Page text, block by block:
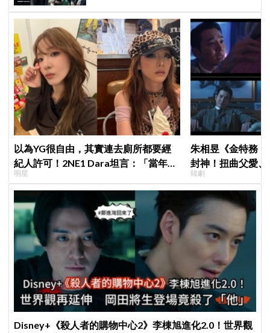
以為YG很自由，其實連去廁所都要經
紀人許可！2NE1 Dara坦言：「當年超
羨慕少女時代」
明星
朱相昱《金特務
封神！扭曲父愛
毛骨悚然
韓劇
Disney+《殺人者的購物中心2》李棟旭進化2.0！世界觀